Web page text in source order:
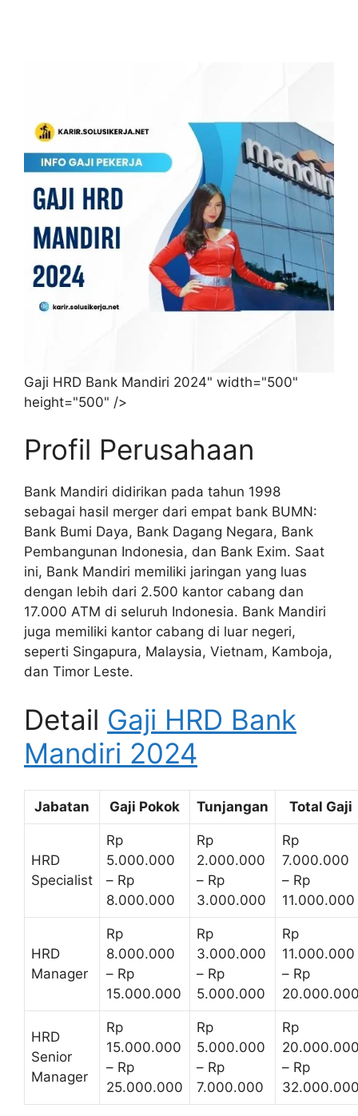
Gaji HRD Bank Mandiri 2024" width="500"
height="500" />
Profil Perusahaan
Bank Mandiri didirikan pada tahun 1998
sebagai hasil merger dari empat bank BUMN:
Bank Bumi Daya, Bank Dagang Negara, Bank
Pembangunan Indonesia, dan Bank Exim. Saat
ini, Bank Mandiri memiliki jaringan yang luas
dengan lebih dari 2.500 kantor cabang dan
17.000 ATM di seluruh Indonesia. Bank Mandiri
juga memiliki kantor cabang di luar negeri,
seperti Singapura, Malaysia, Vietnam, Kamboja,
dan Timor Leste.
Detail Gaji HRD Bank
Mandiri 2024
Jabatan Gaji Pokok Tunjangan Total Gaji
HRD
Specialist
Rp
5.000.000
– Rp
8.000.000
Rp
2.000.000
– Rp
3.000.000
Rp
7.000.000
– Rp
11.000.000
HRD
Manager
Rp
8.000.000
– Rp
15.000.000
Rp
3.000.000
– Rp
5.000.000
Rp
11.000.000
– Rp
HRD
Senior
Manager
Rp
15.000.000
– Rp
25.000.000
Rp
5.000.000
– Rp
7.000.000
Rp
– Rp